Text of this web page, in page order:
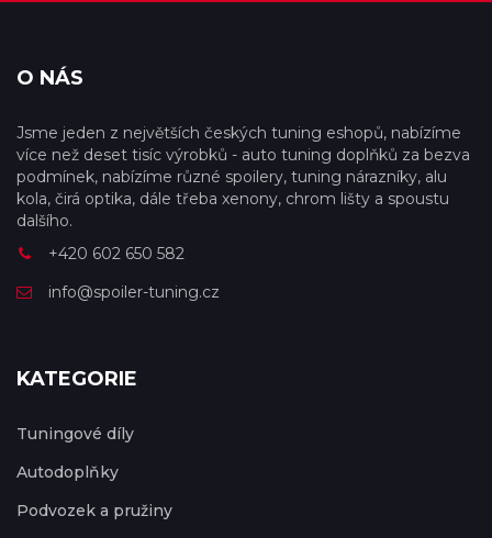
O NÁS
Jsme jeden z největších českých tuning eshopů, nabízíme
více než deset tisíc výrobků - auto tuning doplňků za bezva
podmínek, nabízíme různé spoilery, tuning nárazníky, alu
kola, čirá optika, dále třeba xenony, chrom lišty a spoustu
dalšího.
+420 602 650 582
info@spoiler-tuning.cz
KATEGORIE
Tuningové díly
Autodoplňky
Podvozek a pružiny